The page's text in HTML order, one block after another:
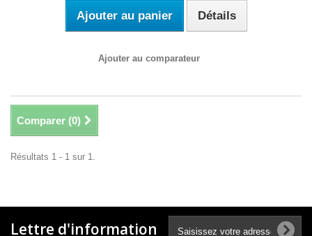
Ajouter au panier Détails
Ajouter au comparateur
Comparer (0)
Résultats 1 - 1 sur 1.
Lettre d'information